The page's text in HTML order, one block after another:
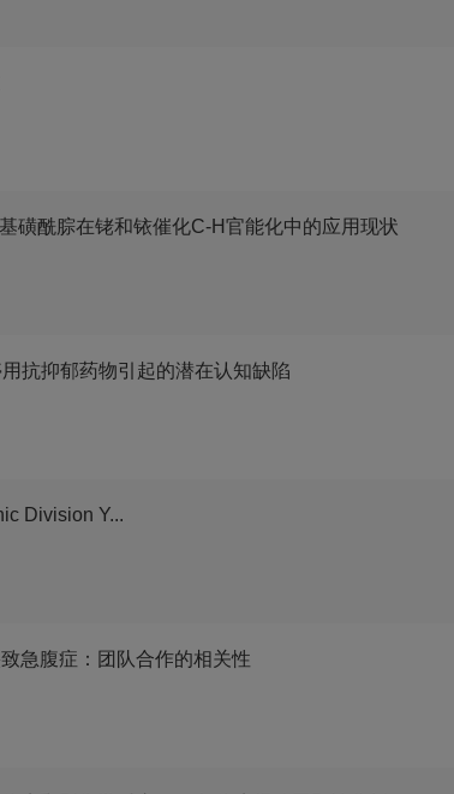
磺酰腙在铑和铱催化C-H官能化中的应用现状
抗抑郁药物引起的潜在认知缺陷
Division Y...
急腹症：团队合作的相关性